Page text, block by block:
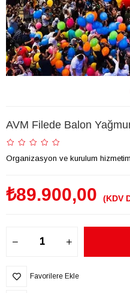
AVM Filede Balon
Organizasyon ve kurulum
₺89.900,00 (KDV
Favorilere Ekle